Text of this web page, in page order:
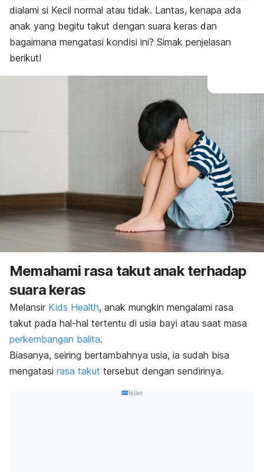
dialami si Kecil normal atau tidak. Lantas, kenapa ada
anak yang begitu takut dengan suara keras dan
bagaimana mengatasi kondisi ini? Simak penjelasan
berikut!
Memahami rasa takut anak terhadap
suara keras
Melansir Kids Health, anak mungkin mengalami rasa
takut pada hal-hal tertentu di usia bayi atau saat masa
perkembangan balita.
Biasanya, seiring bertambahnya usia, ia sudah bisa
mengatasi rasa takut tersebut dengan sendirinya.
Iklan